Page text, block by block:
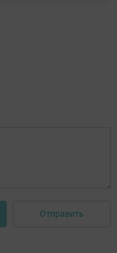
Отправить